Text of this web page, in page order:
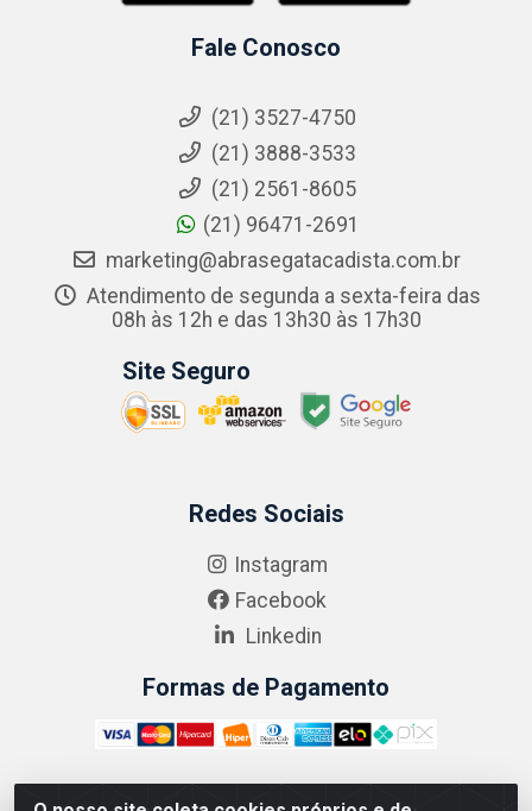
Fale Conosco
(21) 3527-4750
(21) 3888-3533
(21) 2561-8605
(21) 96471-2691
marketing@abrasegatacadista.com.br
Atendimento de segunda a sexta-feira das
08h às 12h e das 13h30 às 17h30
Site Seguro
Redes Sociais
Instagram
Facebook
Linkedin
Formas de Pagamento